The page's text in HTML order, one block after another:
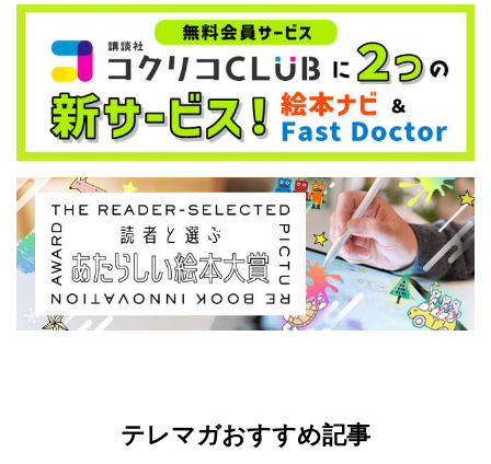
テレマガおすすめ記事